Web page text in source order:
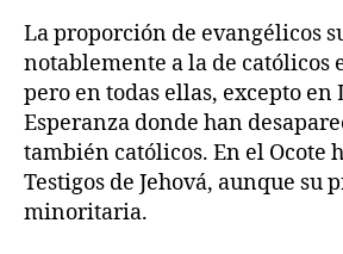
La proporción de evangélicos
notablemente a la de católicos
pero en todas ellas, excepto en
Esperanza donde han
también católicos. En el Ocote
Testigos de Jehová, aunque su
minoritaria.